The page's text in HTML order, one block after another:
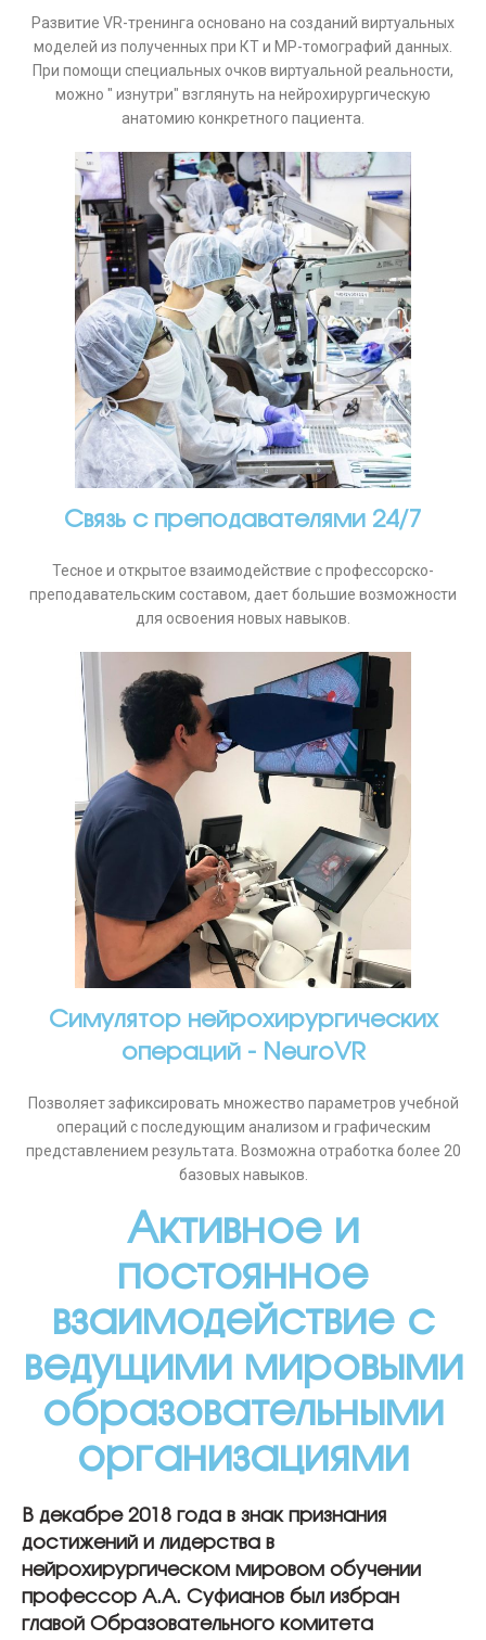
Развитие VR-тренинга основано на созданий виртуальных
моделей из полученных при КТ и МР-томографий данных.
При помощи специальных очков виртуальной реальности,
можно " изнутри" взглянуть на нейрохирургическую
анатомию конкретного пациента.
Связь с преподавателями 24/7
Тесное и открытое взаимодействие с профессорско-
преподавательским составом, дает большие возможности
для освоения новых навыков.
Симулятор нейрохирургических
операций - NeuroVR
Позволяет зафиксировать множество параметров учебной
операций с последующим анализом и графическим
представлением результата. Возможна отработка более 20
базовых навыков.
Активное и
постоянное
взаимодействие с
ведущими мировыми
образовательными
организациями
В декабре 2018 года в знак признания
достижений и лидерства в
нейрохирургическом мировом обучении
профессор А.А. Суфианов был избран
главой Образовательного комитета